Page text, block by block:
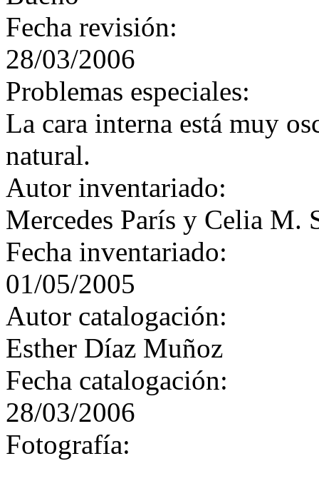
Fecha revisión:
28/03/2006
Problemas especiales:
La cara interna está muy
natural.
Autor inventariado:
Mercedes París y Celia M.
Fecha inventariado:
01/05/2005
Autor catalogación:
Esther Díaz Muñoz
Fecha catalogación:
28/03/2006
Fotografía: